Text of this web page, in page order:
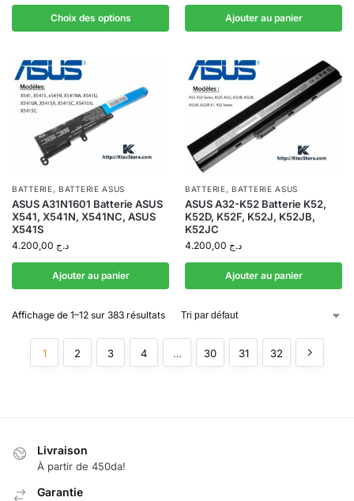
Choix des options Ajouter au panier
BATTERIE,BATTERIE ASUS
ASUS A31N1601 Batterie ASUS
X541, X541N, X541NC, ASUS
X541S
د.ج
Ajouter au panier
BATTERIE,BATTERIE ASUS
ASUS A32-K52 Batterie K52,
K52D, K52F, K52J, K52JB,
K52JC
د.ج
Ajouter au panier
Affichage de 1–12 sur 383 résultats
1 2 3 4 … 30 31 32
Livraison
À partir de 450da!
Garantie